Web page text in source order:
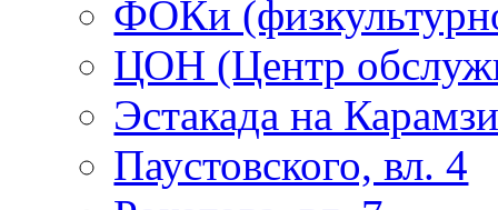
ФОКи
ЦОН (Центр
Эстакада на
Паустовского, вл. 4